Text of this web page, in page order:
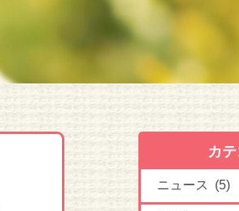
カテ
ニュース (5)